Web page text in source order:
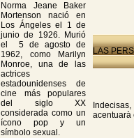
Norma Jeane Baker
Mortenson nació en
Los Ángeles el 1 de
junio de 1926. Murió
el 5 de agosto de
1962, como Marilyn
Monroe, una de las
actrices
estadounidenses de
cine más populares
del siglo XX
considerada como un
ícono pop y un
símbolo sexual.
LAS
acentuarà